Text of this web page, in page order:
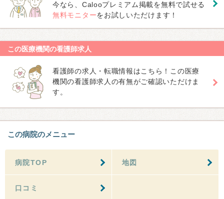
今なら、Calooプレミアム掲載を無料で試せる
無料モニターをお試しいただけます！
この医療機関の看護師求人
看護師の求人・転職情報はこちら！この医療
機関の看護師求人の有無がご確認いただけま
す。
この病院のメニュー
病院TOP 地図
口コミ